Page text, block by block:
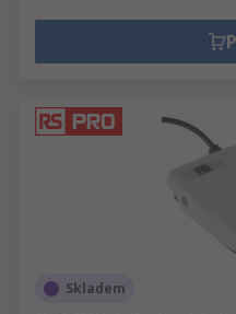
Skladem